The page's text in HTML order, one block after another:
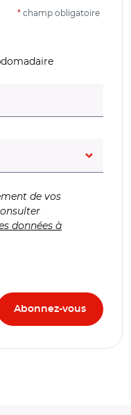
* champ obligatoire
de vos
données à